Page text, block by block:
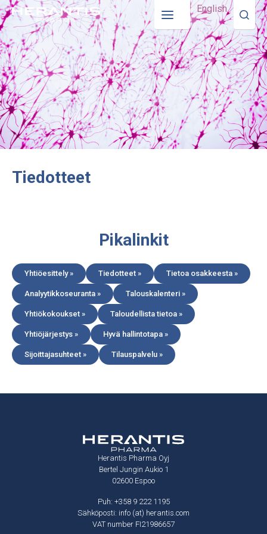
English
Tiedotteet
Pikalinkit
Yhtiöesittely » Tiedotteet » Tietoa osakkeesta »
Analyytikkoseuranta » Talouskalenteri »
Yhtiökokoukset » Taloudellista tietoa »
Yhtiöjärjestys » Hyvä hallintotapa »
Sijoittajasuhteet » Tilauspalvelu »
Herantis Pharma Oyj
Bertel Jungin Aukio 1
02600 Espoo
Puh: +358 9 222 1195
Sähköposti: info (at) herantis.com
VAT number FI21986657